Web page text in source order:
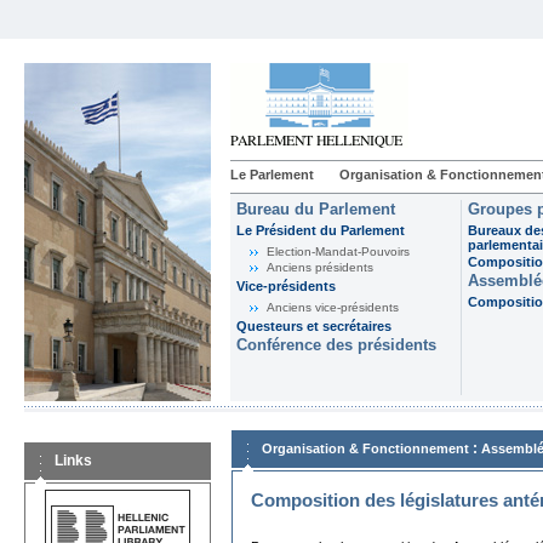
Le Parlement Organisation &
Bureau du Parlement
Le Président du Parlement
Election-Mandat-Pouvoirs
Anciens présidents
Vice-présidents
Anciens vice-présidents
Questeurs et secrétaires
Conférence des présidents
Groupes
Bureaux
Links
Organisation & Fonctionnement :
Composition des législatures